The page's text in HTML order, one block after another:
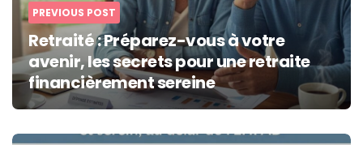
PREVIOUS POST
Retraité : Préparez-vous à votre
avenir, les secrets pour une retraite
financièrement sereine